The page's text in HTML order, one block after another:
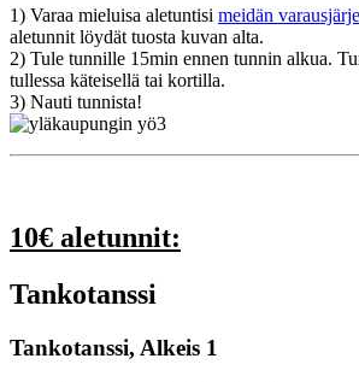
1) Varaa mieluisa aletuntisi meidän
aletunnit löydät tuosta kuvan alta.
2) Tule tunnille 15min ennen tunnin alkua.
tullessa käteisellä tai kortilla.
3) Nauti tunnista!
10€ aletunnit:
Tankotanssi
Tankotanssi, Alkeis 1